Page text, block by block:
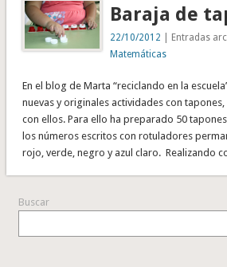
Baraja de
22/10/2012 | Entradas
Matemáticas
En el blog de Marta “reciclando en la
nuevas y originales actividades con
con ellos. Para ello ha preparado 50
los números escritos con rotuladores
rojo, verde, negro y azul claro. Realizando
Buscar